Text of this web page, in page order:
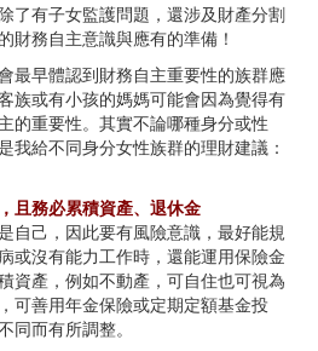
了有子女監護問題，還涉及財產分割
財務自主意識與應有的準備！
最早體認到財務自主重要性的族群應
族或有小孩的媽媽可能會因為覺得有
的重要性。其實不論哪種身分或性
我給不同身分女性族群的理財建議：
且務必累積資產、退休金
自己，因此要有風險意識，最好能規
或沒有能力工作時，還能運用保險金
資產，例如不動產，可自住也可視為
可善用年金保險或定期定額基金投
同而有所調整。